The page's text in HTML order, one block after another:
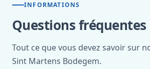
INFORMATIONS
Questions fréquentes
Tout ce que vous devez savoir sur
Sint Martens Bodegem.